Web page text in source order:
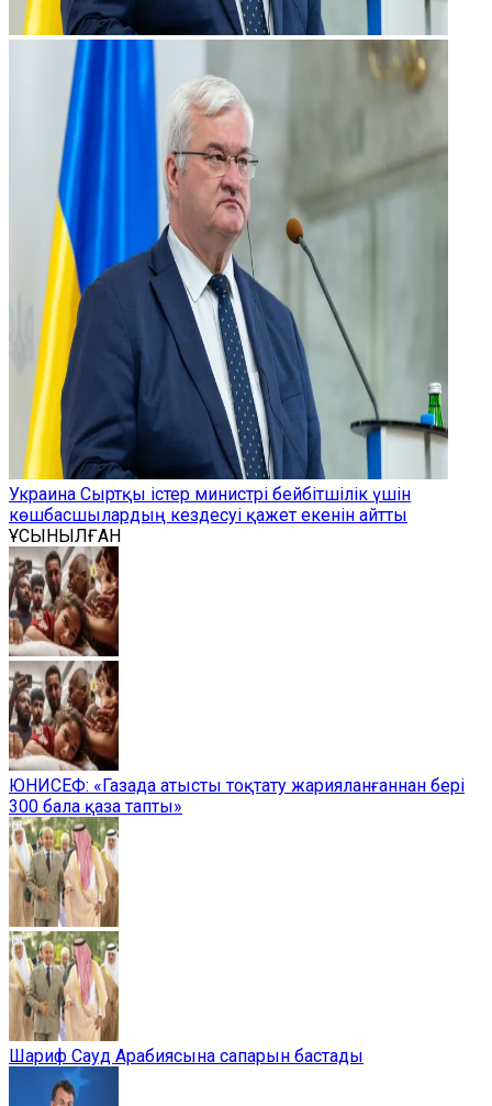
Украина Сыртқы істер министрі бейбітшілік үшін
көшбасшылардың кездесуі қажет екенін айтты
ҰСЫНЫЛҒАН
ЮНИСЕФ: «Газада атысты тоқтату жарияланғаннан бері
300 бала қаза тапты»
Шариф Сауд Арабиясына сапарын бастады